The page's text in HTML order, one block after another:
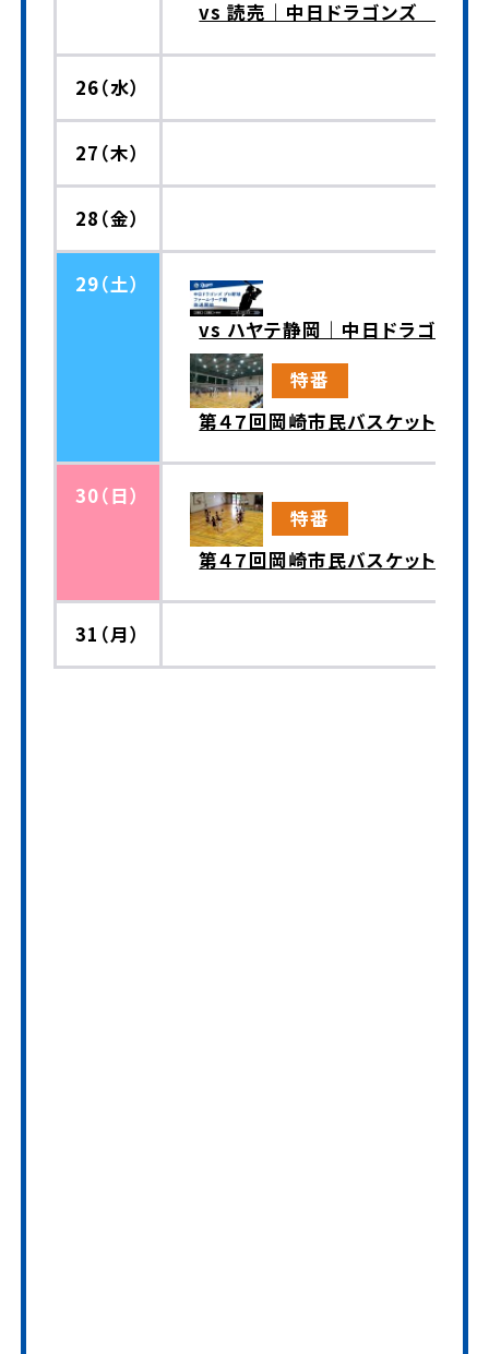
vs 読売｜中日ドラゴンズ プロ野
26（水）
27（木）
28（金）
29（土）
vs ハヤテ静岡｜中日ドラゴンズ
特番
第４７回岡崎市民バスケットボ
30（日）
特番
第４７回岡崎市民バスケットボ
31（月）